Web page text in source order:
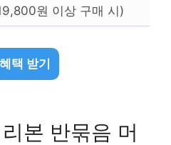
원 이상 구매 시)
택 받기
본 반묶음 머